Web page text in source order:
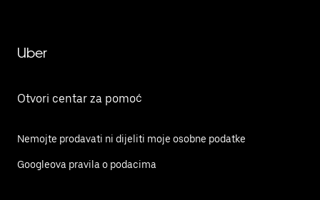
Uber
Otvori centar za pomoć
Nemojte prodavati ni dijeliti moje osobne podatke
Googleova pravila o podacima